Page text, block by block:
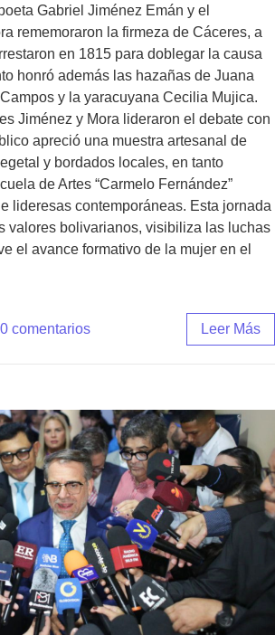
Gabriel Jiménez Emán y el
rememoraron la firmeza de Cáceres, a
en 1815 para doblegar la causa
honró además las hazañas de Juana
y la yaracuyana Cecilia Mujica.
Jiménez y Mora lideraron el debate con
apreció una muestra artesanal de
y bordados locales, en tanto
de Artes “Carmelo Fernández”
lideresas contemporáneas. Esta jornada
valores bolivarianos, visibiliza las luchas
el avance formativo de la mujer en el
0 comentarios Leer Más